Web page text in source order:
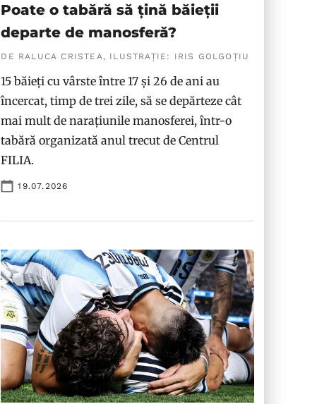
Poate o tabără să țină băieții
departe de manosferă?
DE RALUCA CRISTEA, ILUSTRAȚIE: IRIS GOLGOȚIU
15 băieți cu vârste între 17 și 26 de ani au
încercat, timp de trei zile, să se depărteze cât
mai mult de narațiunile manosferei, într-o
tabără organizată anul trecut de Centrul
FILIA.
19.07.2026